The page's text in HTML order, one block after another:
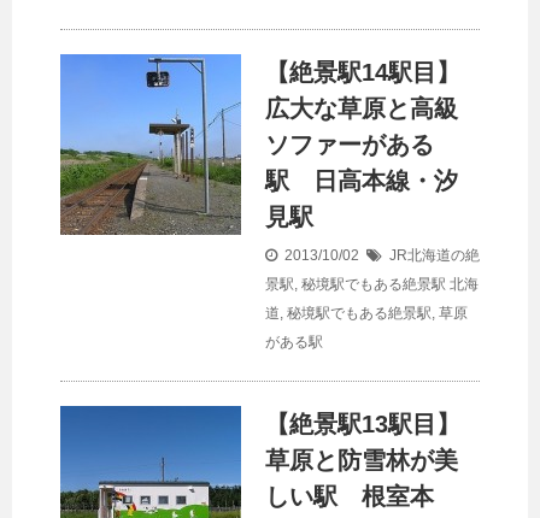
【絶景駅14駅目】
広大な草原と高級
ソファーがある
駅 日高本線・汐
見駅
2013/10/02
JR北海道の絶
景駅, 秘境駅でもある絶景駅 北海
道, 秘境駅でもある絶景駅, 草原
がある駅
【絶景駅13駅目】
草原と防雪林が美
しい駅 根室本